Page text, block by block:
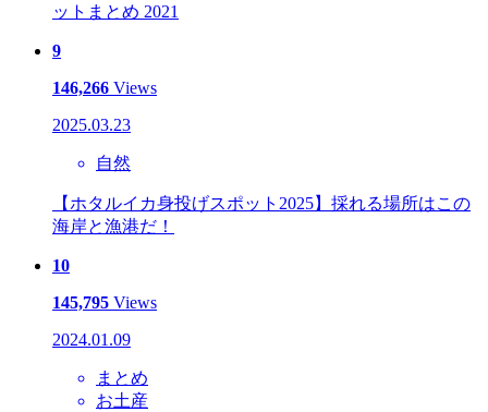
ットまとめ 2021
9
146,266 Views
2025.03.23
自然
【ホタルイカ身投げスポット2025】採れる場所はこの
海岸と漁港だ！
10
145,795 Views
2024.01.09
まとめ
お土産